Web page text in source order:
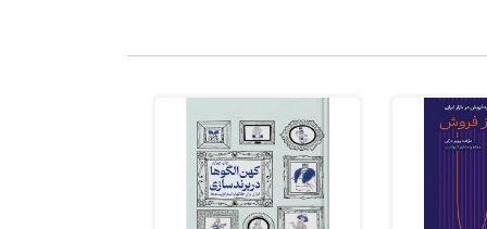
که سر
و افسوسی
انجام